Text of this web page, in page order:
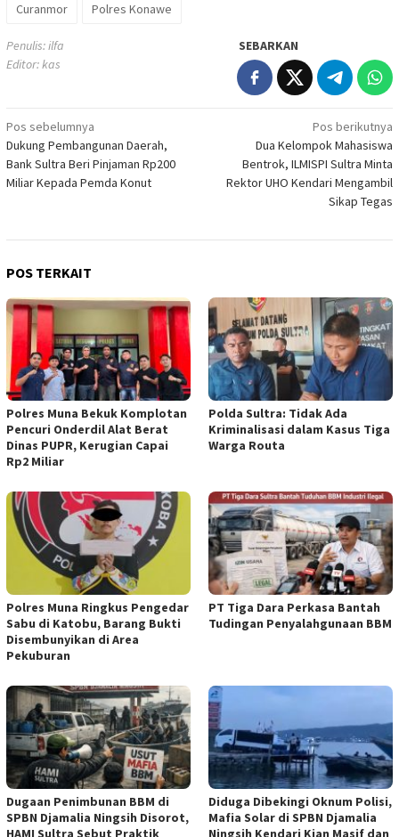
Curanmor Polres Konawe
Penulis: ilfa
Editor: kas
SEBARKAN
Navigasi
pos
Pos sebelumnya
Dukung Pembangunan Daerah,
Bank Sultra Beri Pinjaman Rp200
Miliar Kepada Pemda Konut
Pos berikutnya
Dua Kelompok Mahasiswa
Bentrok, ILMISPI Sultra Minta
Rektor UHO Kendari Mengambil
Sikap Tegas
POS TERKAIT
Polres Muna Bekuk Komplotan
Pencuri Onderdil Alat Berat
Dinas PUPR, Kerugian Capai
Rp2 Miliar
Polda Sultra: Tidak Ada
Kriminalisasi dalam Kasus Tiga
Warga Routa
Polres Muna Ringkus Pengedar
Sabu di Katobu, Barang Bukti
Disembunyikan di Area
Pekuburan
PT Tiga Dara Perkasa Bantah
Tudingan Penyalahgunaan BBM
Dugaan Penimbunan BBM di
SPBN Djamalia Ningsih Disorot,
HAMI Sultra Sebut Praktik
Diduga Dibekingi Oknum Polisi,
Mafia Solar di SPBN Djamalia
Ningsih Kendari Kian Masif dan